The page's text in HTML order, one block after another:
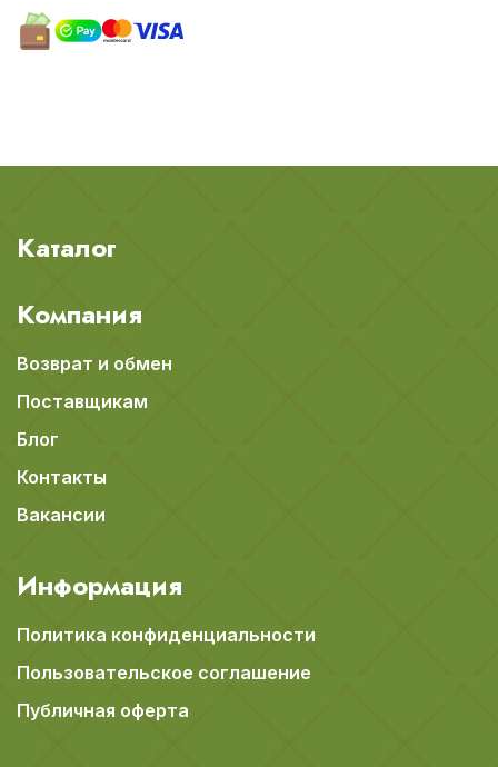
Каталог
Компания
Возврат и обмен
Поставщикам
Блог
Контакты
Вакансии
Информация
Политика конфиденциальности
Пользовательское соглашение
Публичная оферта